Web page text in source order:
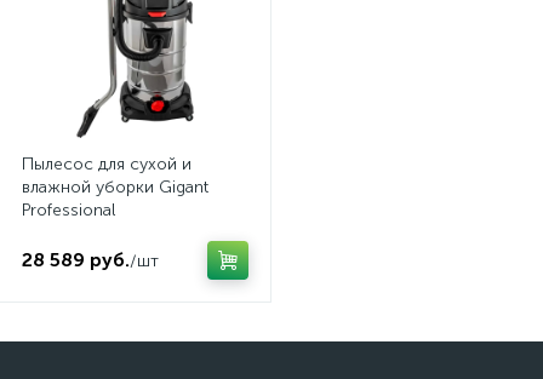
Пылесос для сухой и
влажной уборки Gigant
Professional
28 589 руб./шт